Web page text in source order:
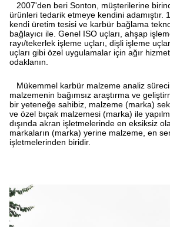
2007'den beri Sonton, müşterilerine
ürünleri tedarik etmeye kendini adamıştır.
kendi üretim tesisi ve karbür bağlama
bağlayıcı ile. Genel ISO uçları, ahşap
rayı/tekerlek işleme uçları, dişli işleme
uçları gibi özel uygulamalar için ağır
odaklanın.
Mükemmel karbür malzeme analiz
malzemenin bağımsız araştırma ve
bir yeteneğe sahibiz, malzeme (marka)
ve özel bıçak malzemesi (marka) ile
dışında akran işletmelerinde en eksiksiz
markaların (marka) yerine malzeme, en
işletmelerinden biridir.